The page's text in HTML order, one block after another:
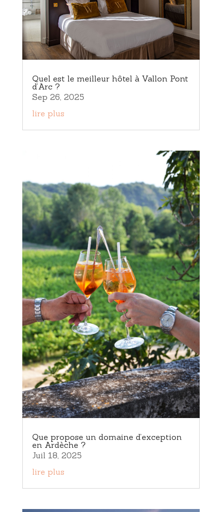
Quel est le meilleur hôtel à Vallon Pont
d’Arc ?
Sep 26, 2025
lire plus
Que propose un domaine d’exception
en Ardèche ?
Juil 18, 2025
lire plus